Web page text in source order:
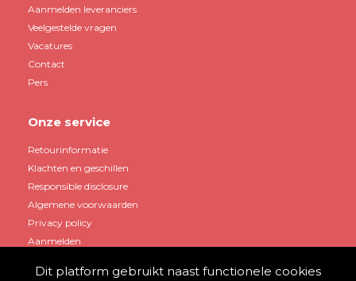
Aanmelden leveranciers
Veelgestelde vragen
Vacatures
Contact
Pers
Onze service
Retourinformatie
Klachten en geschillen
Responsible disclosure
Algemene voorwaarden
Privacy policy
Aanmelden
Dit platform gebruikt naast functionele cookies